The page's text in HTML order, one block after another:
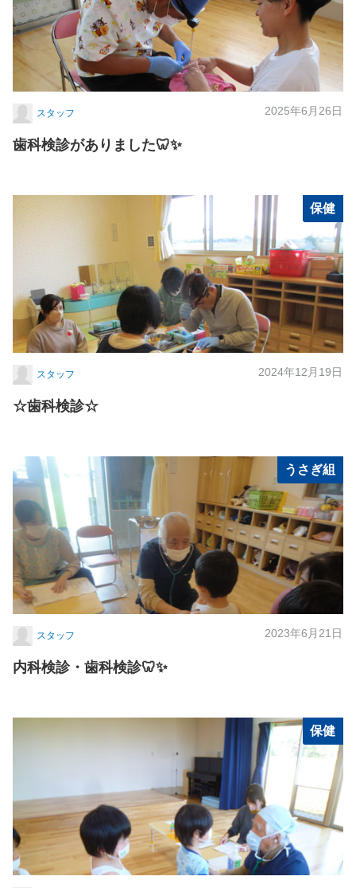
スタッフ 2025年6月26日
歯科検診がありました🦷✨
保健
スタッフ 2024年12月19日
☆歯科検診☆
うさぎ組
スタッフ 2023年6月21日
内科検診・歯科検診🦷✨
保健